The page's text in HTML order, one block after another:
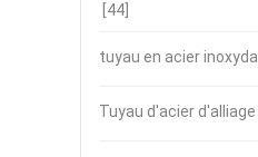
[44]
tuyau en acier
Tuyau d'acier d'alliage